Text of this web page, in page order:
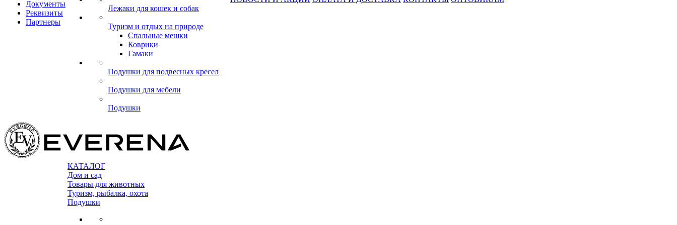
Документы
Реквизиты
Партнеры
Лежаки для кошек и собак
Туризм и отдых на природе
Спальные мешки
Коврики
Гамаки
Подушки для подвесных кресел
Подушки для мебели
Подушки
КАТАЛОГ
Дом и сад
Товары для животных
Туризм, рыбалка, охота
Подушки